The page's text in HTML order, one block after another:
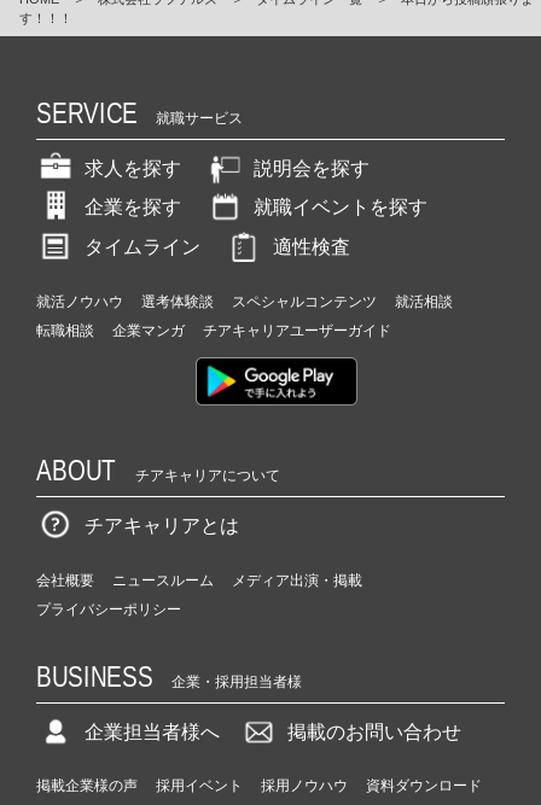
す！！！
SERVICE 就職サービス
求人を探す
説明会を探す
企業を探す
就職イベントを探す
タイムライン
適性検査
就活ノウハウ 選考体験談 スペシャルコンテンツ
就活相談
転職相談
企業マンガ チアキャリアユーザーガイド
ABOUT チアキャリアについて
チアキャリアとは
会社概要 ニュースルーム
メディア出演・掲載
プライバシーポリシー
BUSINESS 企業・採用担当者様
企業担当者様へ 掲載のお問い合わせ
掲載企業様の声 採用イベント 採用ノウハウ
資料ダウンロード